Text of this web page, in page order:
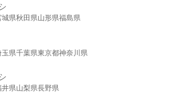
城県秋田県山形県福島県
玉県千葉県東京都神奈川県
井県山梨県長野県